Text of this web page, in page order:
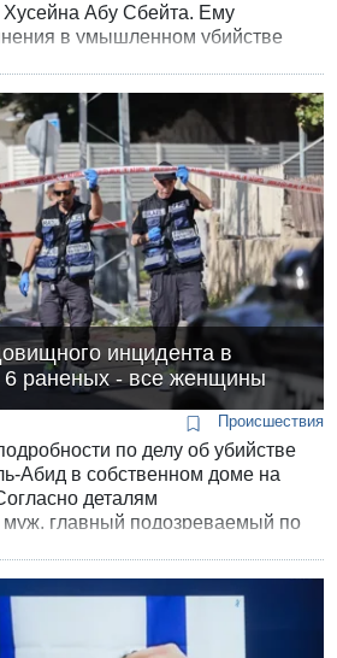
Абу Сбейта. Ему
в умышленном убийстве
помех судебному
уничтожении улик. Следственные
хладнокровную, поэтапно
изощренную расправу.
инцидента в
6 раненых - все женщины
Происшествия
по делу об убийстве
Абид в собственном доме на
деталям
муж, главный подозреваемый по
свою жену Ранин и открыл огонь
же родственницам.